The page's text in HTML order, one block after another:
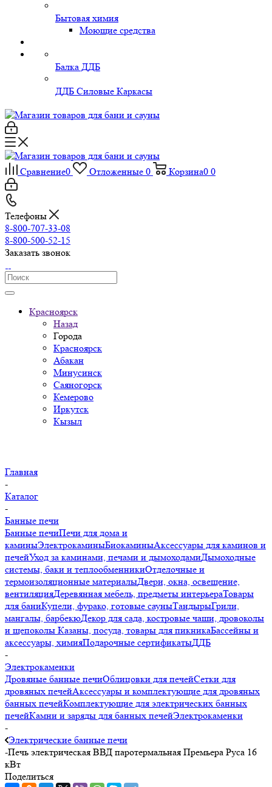
Бытовая химия
Моющие средства
Балка ДДБ
ДДБ Силовые Каркасы
Сравнение0 Отложенные 0 Корзина0 0
Телефоны
8-800-707-33-08
8-800-500-52-15
Заказать звонок
Красноярск
Назад
Города
Красноярск
Абакан
Минусинск
Саяногорск
Кемерово
Иркутск
Кызыл
Главная
-
Каталог
-
Банные печи
Банные печиПечи для дома и
каминыЭлектрокаминыБиокаминыАксессуары для каминов и
печейУход за каминами, печами и дымоходамиДымоходные
системы, баки и теплообменникиОтделочные и
термоизоляционные материалыДвери, окна, освещение,
вентиляцияДеревянная мебель, предметы интерьераТовары
для баниКупели, фурако, готовые сауныТандырыГрили,
мангалы, барбекюДекор для сада, костровые чаши, дровоколы
и щепоколы Казаны, посуда, товары для пикникаБассейны и
аксессуары, химияПодарочные сертификатыДДБ
-
Электрокаменки
Дровяные банные печиОблицовки для печейСетки для
дровяных печейАксессуары и комплектующие для дровяных
банных печейКомплектующие для электрических банных
печейКамни и заряды для банных печейЭлектрокаменки
-
Электрические банные печи
-Печь электрическая ВВД паротермальная Премьера Руса 16
кВт
Поделиться